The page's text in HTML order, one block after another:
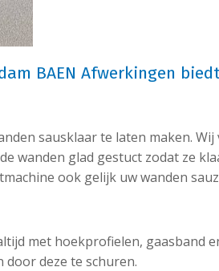
BAEN Afwerkingen
sausklaar te laten maken.
wanden glad gestuct zodat ze
ook gelijk uw wanden
met hoekprofielen, gaasband
deze te schuren.